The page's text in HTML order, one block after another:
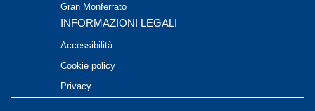
Gran Monferrato
INFORMAZIONI LEGALI
Accessibilità
Cookie policy
Privacy